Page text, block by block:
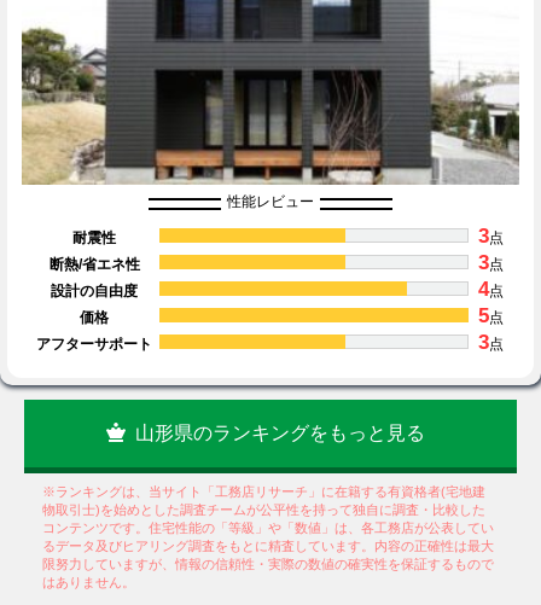
性能レビュー
耐震性 3点
断熱/省エネ性
3点
設計の自由度
4点
価格
5点
アフターサポート
3点
山形県のランキングをもっと見る
※ランキングは、当サイト「工務店リサーチ」に在籍する有資格者(宅地建
物取引士)を始めとした調査チームが公平性を持って独自に調査・比較した
コンテンツです。住宅性能の「等級」や「数値」は、各工務店が公表してい
るデータ及びヒアリング調査をもとに精査しています。内容の正確性は最大
限努力していますが、情報の信頼性・実際の数値の確実性を保証するもので
はありません。